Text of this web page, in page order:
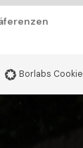
Borlabs Cookie